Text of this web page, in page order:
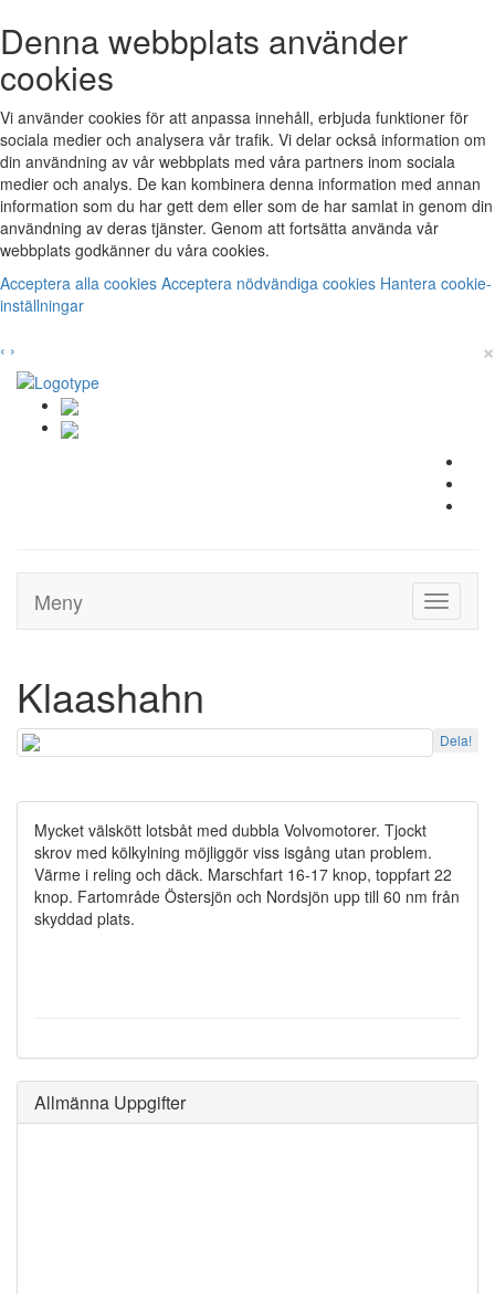
Denna webbplats använder
cookies
Vi använder cookies för att anpassa innehåll, erbjuda funktioner för
sociala medier och analysera vår trafik. Vi delar också information om
din användning av vår webbplats med våra partners inom sociala
medier och analys. De kan kombinera denna information med annan
information som du har gett dem eller som de har samlat in genom din
användning av deras tjänster. Genom att fortsätta använda vår
webbplats godkänner du våra cookies.
Acceptera alla cookies Acceptera nödvändiga cookies Hantera cookie-
inställningar
‹ › ×
Toggle
Meny
Klaashahn
Dela!
Mycket välskött lotsbåt med dubbla Volvomotorer. Tjockt
skrov med kölkylning möjliggör viss isgång utan problem.
Värme i reling och däck. Marschfart 16-17 knop, toppfart 22
knop. Fartområde Östersjön och Nordsjön upp till 60 nm från
skyddad plats.
Allmänna Uppgifter